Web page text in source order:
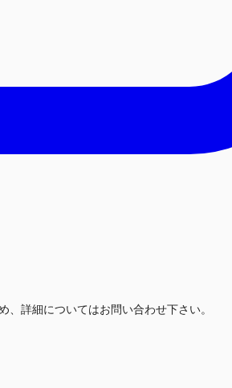
詳細についてはお問い合わせ下さい。